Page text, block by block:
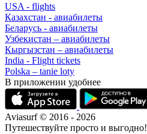
USA - flights
Казахстан - авиабилеты
Беларусь - авиабилеты
Узбекистан – авиабилеты
Кыргызстан – авиабилеты
India - Flight tickets
Polska – tanie loty
В приложении удобнее
Aviasurf © 2016 - 2026
Путешествуйте просто и выгодно!